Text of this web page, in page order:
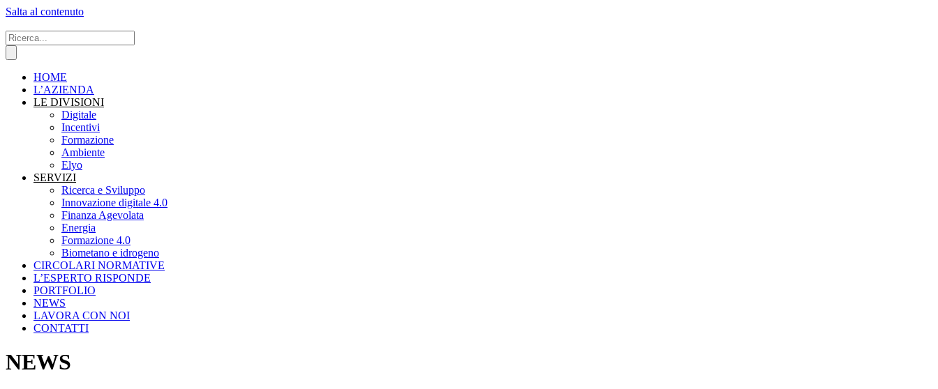
Salta al contenuto
HOME
L’AZIENDA
LE DIVISIONI
Digitale
Incentivi
Formazione
Ambiente
Elyo
SERVIZI
Ricerca e Sviluppo
Innovazione digitale 4.0
Finanza Agevolata
Energia
Formazione 4.0
Biometano e idrogeno
CIRCOLARI NORMATIVE
L’ESPERTO RISPONDE
PORTFOLIO
NEWS
LAVORA CON NOI
CONTATTI
NEWS